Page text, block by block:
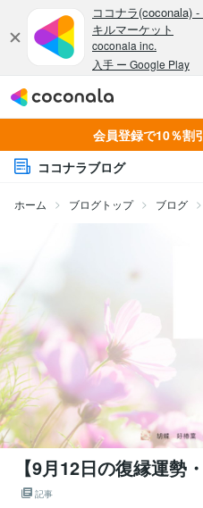
会員登録で10％割
ココナラブログ
ホーム ブログトップ ブログ
【9月12日の復縁運勢
記事